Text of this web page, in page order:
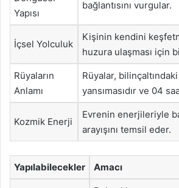
Yapısı
bağlantısını vurgular.
İçsel Yolculuk
Kişinin kendini
huzura ulaşması için
Rüyaların
Anlamı
Rüyalar,
yansımasıdır ve 04
Kozmik Enerji
Evrenin enerjileriyle
arayışını temsil eder.
Yapılabilecekler Amacı